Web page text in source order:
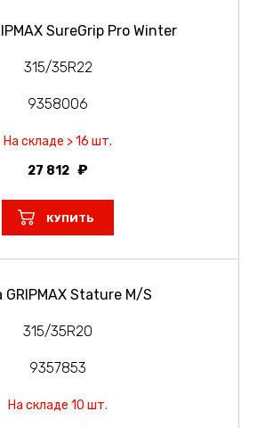
SureGrip Pro Winter
315/35R22
9358006
На складе > 16 шт.
27 812
КУПИТЬ
Stature M/S
315/35R20
9357853
На складе 10 шт.